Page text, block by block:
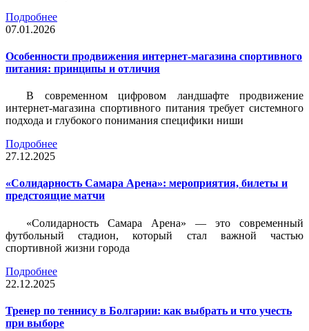
Подробнее
07.01.2026
Особенности продвижения интернет-магазина спортивного
питания: принципы и отличия
В современном цифровом ландшафте продвижение
интернет-магазина спортивного питания требует системного
подхода и глубокого понимания специфики ниши
Подробнее
27.12.2025
«Солидарность Самара Арена»: мероприятия, билеты и
предстоящие матчи
«Солидарность Самара Арена» — это современный
футбольный стадион, который стал важной частью
спортивной жизни города
Подробнее
22.12.2025
Тренер по теннису в Болгарии: как выбрать и что учесть
при выборе